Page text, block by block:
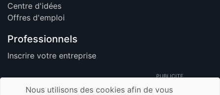
Centre d'idées
Offres d'emploi
Professionnels
Inscrire votre entreprise
PUBLICITE
Nous utilisons des cookies afin de vous